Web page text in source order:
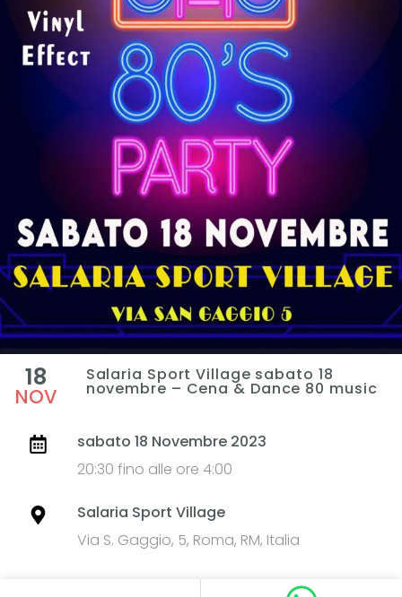
18
NOV
Salaria Sport Village sabato 18
novembre – Cena & Dance 80 music
sabato 18 Novembre 2023
20:30 fino alle ore 4:00
Salaria Sport Village
Via S. Gaggio, 5, Roma, RM, Italia